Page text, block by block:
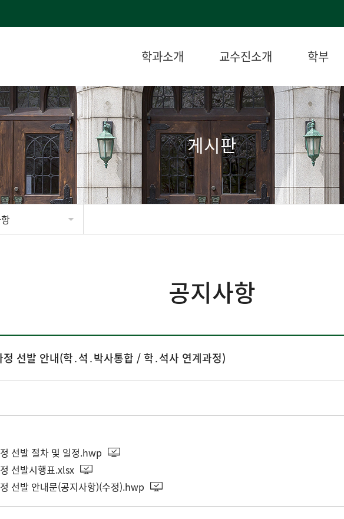
학과소개 교수진소개 학부
게시판
공지사항
선발 안내(학․석․박사통합 / 학․석사 연계과정)
선발 절차 및 일정.hwp
선발시행표.xlsx
선발 안내문(공지사항)(수정).hwp